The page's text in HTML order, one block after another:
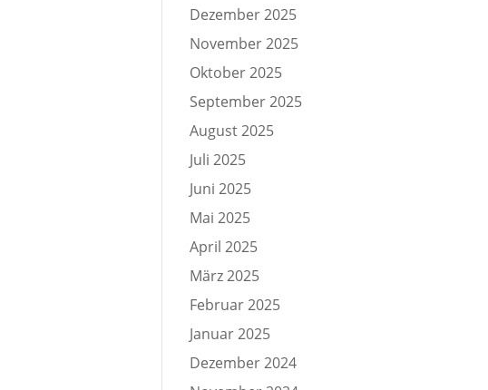
Dezember 2025
November 2025
Oktober 2025
September 2025
August 2025
Juli 2025
Juni 2025
Mai 2025
April 2025
März 2025
Februar 2025
Januar 2025
Dezember 2024